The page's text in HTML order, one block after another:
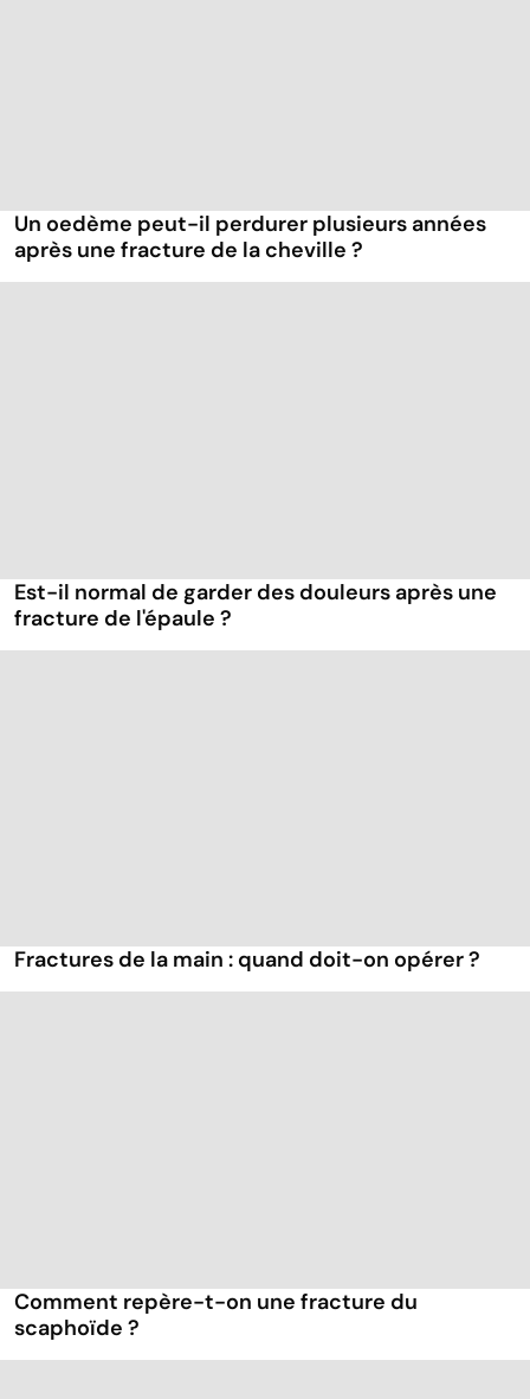
Un oedème peut-il perdurer plusieurs années
après une fracture de la cheville ?
Est-il normal de garder des douleurs après une
fracture de l'épaule ?
Fractures de la main : quand doit-on opérer ?
Comment repère-t-on une fracture du
scaphoïde ?